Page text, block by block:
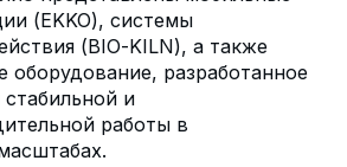
(EKKO), системы
(BIO-KILN), а также
оборудование, разработанное
стабильной и
работы в